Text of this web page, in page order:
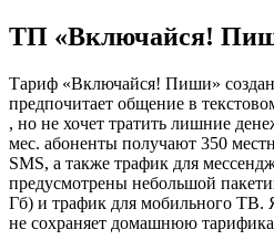
ТП «Включайся!
Тариф «Включайся! Пиши» создан
предпочитает общение в
, но не хочет тратить лишние
мес. абоненты получают 350
SMS, а также трафик для
предусмотрены небольшой
Гб) и трафик для мобильного ТВ.
не сохраняет домашнюю